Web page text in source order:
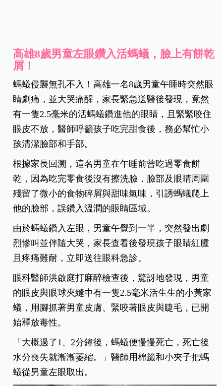
高雄8歲男童左眼鑽入活螞蟻，臉上有餅乾
屑！
螞蟻侵襲無孔不入！高雄一名8歲男童午睡時突然眼
睛劇痛，並大哭痛醒，家長緊急送醫後發現，竟然
有一隻2.5毫米的活螞蟻鑽進他的眼睛，且緊緊咬住
眼皮不放，醫師呼籲孩子吃完甜食後，務必幫忙小
孩清潔臉部和手部。
根據家長回溯，這名男童在午睡前曾吃過零食餅
乾，因為吃完零食後沒有擦洗臉，臉部及眼睛周圍
殘留了微小的食物碎屑與甜味氣味，引誘螞蟻爬上
他的臉部，誤鑽入溫潤的眼睛區域。
由於螞蟻鑽入左眼，男童午覺到一半，突然發出劇
烈慘叫並伴隨大哭，家長查看後發現孩子眼睛紅腫
且疼痛難耐，立即送往眼科急診。
眼科醫師洪啟庭打麻醉檢查後，驚訝地發現，男童
的眼皮與眼球夾縫中有一隻2.5毫米活生生的小黃家
蟻，用腳抓著男童皮膚、緊咬著眼皮與睫毛，已開
始釋放毒性。
「大概過了1、2分鐘後，螞蟻便慢慢死亡，死亡後
水分喪失就漸漸萎縮。」醫師用棉籤和小夾子把螞
蟻從男童左眼取出。